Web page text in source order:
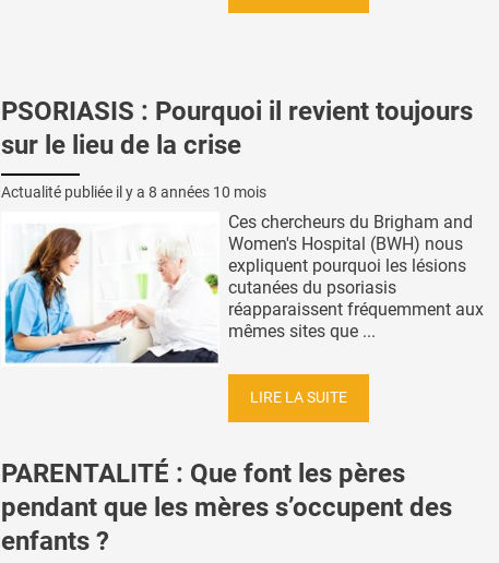
PSORIASIS : Pourquoi il revient toujours
sur le lieu de la crise
Actualité publiée il y a 8 années 10 mois
Ces chercheurs du Brigham and
Women's Hospital (BWH) nous
expliquent pourquoi les lésions
cutanées du psoriasis
réapparaissent fréquemment aux
mêmes sites que ...
LIRE LA SUITE
PARENTALITÉ : Que font les pères
pendant que les mères s’occupent des
enfants ?